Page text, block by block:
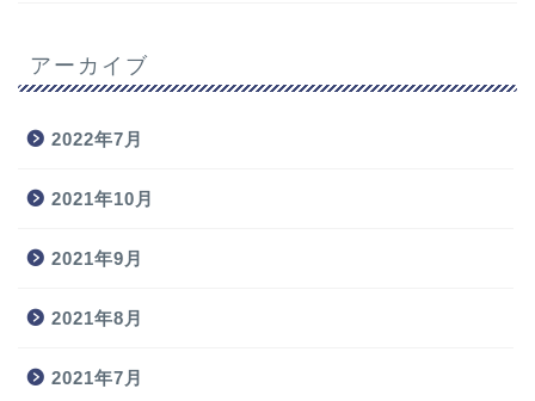
アーカイブ
2022年7月
2021年10月
2021年9月
2021年8月
2021年7月